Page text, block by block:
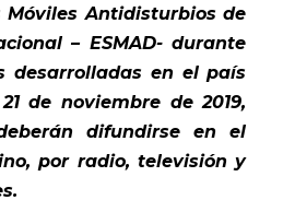
Móviles Antidisturbios de
– ESMAD- durante
desarrolladas en el país
de noviembre de 2019,
difundirse en el
por radio, televisión y